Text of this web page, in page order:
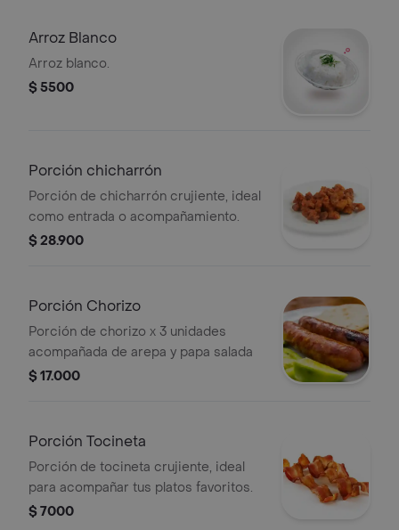
Arroz Blanco
Arroz blanco.
$ 5500
Porción chicharrón
Porción de chicharrón crujiente, ideal
como entrada o acompañamiento.
$ 28.900
Porción Chorizo
Porción de chorizo x 3 unidades
acompañada de arepa y papa salada
$ 17.000
Porción Tocineta
Porción de tocineta crujiente, ideal
para acompañar tus platos favoritos.
$ 7000